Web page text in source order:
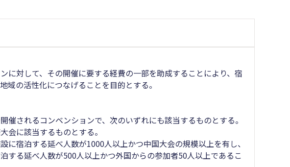
に対して、その開催に要する経費の一部を助成することにより、宿
域の活性化につなげることを目的とする。
催されるコンベンションで、次のいずれにも該当するものとする。
会に該当するものとする。
に宿泊する延べ人数が1000人以上かつ中国大会の規模以上を有し、
する延べ人数が500人以上かつ外国からの参加者50人以上であるこ